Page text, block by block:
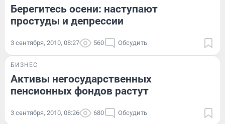
Берегитесь осени: наступают
простуды и депрессии
3 сентября, 2010, 08:27 560 Обсудить
БИЗНЕС
Активы негосударственных
пенсионных фондов растут
3 сентября, 2010, 08:26 680 Обсудить